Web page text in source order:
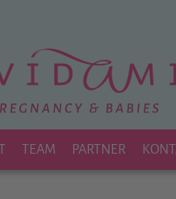
TEAM PARTNER